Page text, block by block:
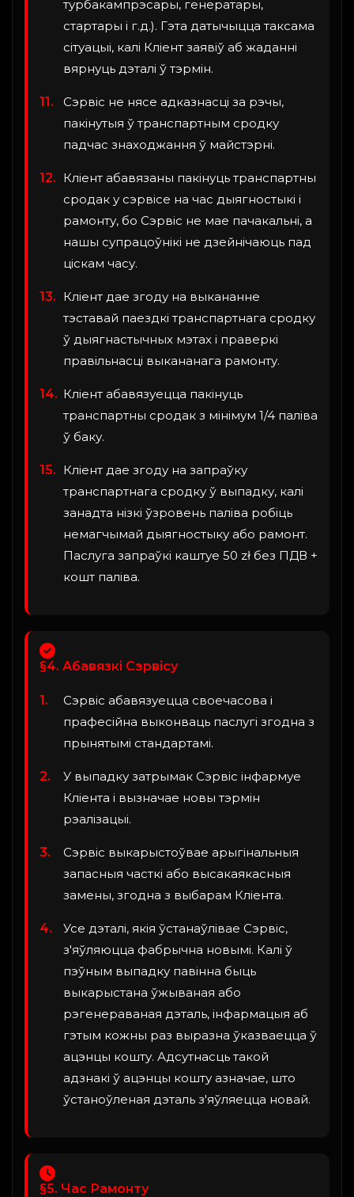
турбакампрэсары, генератары,
стартары і г.д.). Гэта датычыцца таксама
сітуацыі, калі Кліент заявіў аб жаданні
вярнуць дэталі ў тэрмін.
Сэрвіс не нясе адказнасці за рэчы,
пакінутыя ў транспартным сродку
падчас знаходжання ў майстэрні.
Кліент абавязаны пакінуць транспартны
сродак у сэрвісе на час дыягностыкі і
рамонту, бо Сэрвіс не мае пачакальні, а
нашы супрацоўнікі не дзейнічаюць пад
ціскам часу.
Кліент дае згоду на выкананне
тэставай паездкі транспартнага сродку
ў дыягнастычных мэтах і праверкі
правільнасці выкананага рамонту.
Кліент абавязуецца пакінуць
транспартны сродак з мінімум 1/4 паліва
ў баку.
Кліент дае згоду на запраўку
транспартнага сродку ў выпадку, калі
занадта нізкі ўзровень паліва робіць
немагчымай дыягностыку або рамонт.
Паслуга запраўкі каштуе 50 zł без ПДВ +
кошт паліва.
§4. Абавязкі Сэрвісу
Сэрвіс абавязуецца своечасова і
прафесійна выконваць паслугі згодна з
прынятымі стандартамі.
У выпадку затрымак Сэрвіс інфармуе
Кліента і вызначае новы тэрмін
рэалізацыі.
Сэрвіс выкарыстоўвае арыгінальныя
запасныя часткі або высакаякасныя
замены, згодна з выбарам Кліента.
Усе дэталі, якія ўстанаўлівае Сэрвіс,
з'яўляюцца фабрычна новымі. Калі ў
пэўным выпадку павінна быць
выкарыстана ўжываная або
рэгенераваная дэталь, інфармацыя аб
гэтым кожны раз выразна ўказваецца ў
ацэнцы кошту. Адсутнасць такой
адзнакі ў ацэнцы кошту азначае, што
ўстаноўленая дэталь з'яўляецца новай.
§5. Час Рамонту